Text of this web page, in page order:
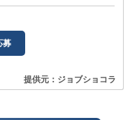
募
提供元：ジョブショコラ